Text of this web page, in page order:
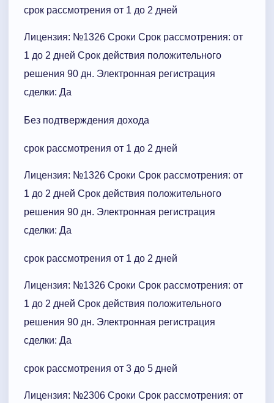
срок рассмотрения от 1 до 2 дней
Лицензия: №1326 Сроки Cрок рассмотрения: от
1 до 2 дней Срок действия положительного
решения 90 дн. Электронная регистрация
сделки: Да
Без подтверждения дохода
срок рассмотрения от 1 до 2 дней
Лицензия: №1326 Сроки Cрок рассмотрения: от
1 до 2 дней Срок действия положительного
решения 90 дн. Электронная регистрация
сделки: Да
срок рассмотрения от 1 до 2 дней
Лицензия: №1326 Сроки Cрок рассмотрения: от
1 до 2 дней Срок действия положительного
решения 90 дн. Электронная регистрация
сделки: Да
срок рассмотрения от 3 до 5 дней
Лицензия: №2306 Сроки Cрок рассмотрения: от